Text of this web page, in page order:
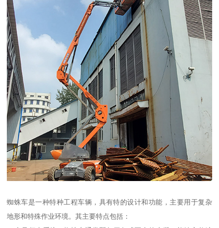
蜘蛛车是一种特种工程车辆，具有特的设计和功能，主要用于复杂
地形和特殊作业环境。其主要特点包括：